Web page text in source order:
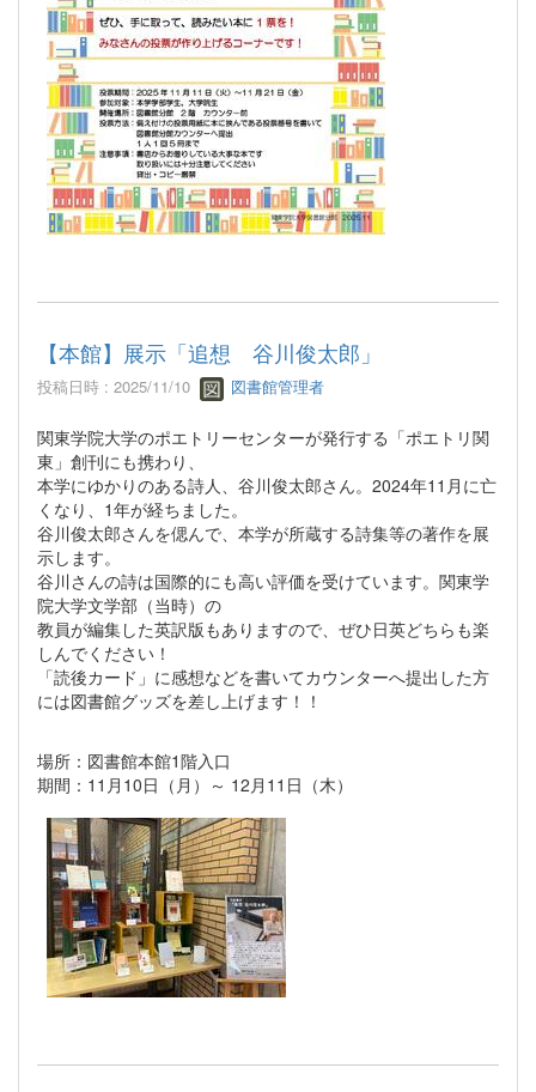
【本館】展示「追想 谷川俊太郎」
投稿日時 : 2025/11/10 図書館管理者
関東学院大学のポエトリーセンターが発行する「ポエトリ関
東」創刊にも携わり、
本学にゆかりのある詩人、谷川俊太郎さん。2024年11月に亡
くなり、1年が経ちました。
谷川俊太郎さんを偲んで、本学が所蔵する詩集等の著作を展
示します。
谷川さんの詩は国際的にも高い評価を受けています。関東学
院大学文学部（当時）の
教員が編集した英訳版もありますので、ぜひ日英どちらも楽
しんでください！
「読後カード」に感想などを書いてカウンターへ提出した方
には図書館グッズを差し上げます！！
場所：図書館本館1階入口
期間：11月10日（月）～ 12月11日（木）